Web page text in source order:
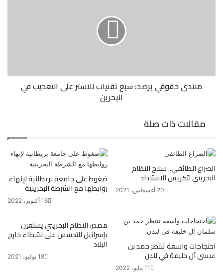
منتدى حقوقي يرصد: سبع تقنيات للتستر على التعذيب في
البحرين
مقالات ذات صلة
ضغوط على جامعة بريطانية لإنهاء
روابطها مع الشرطة البحرينية
16 أكتوبر، 2022
الصراع الطائفي.. سلاح النظام
البحريني لتكريس الاستبداد
20 أغسطس، 2021
مصدر: النظام البحريني يستعين
بإسرائيل للتجسس على نشطاء خارج
البلاد
18 يوليو، 2021
احتجاجات واسعة تنتظر حمد بن
عيسى آل خليفة في لندن
11 مايو، 2022